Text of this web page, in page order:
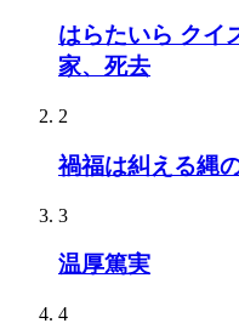
はらたいら クイ
家、死去
2
禍福は糾える縄
3
温厚篤実
4